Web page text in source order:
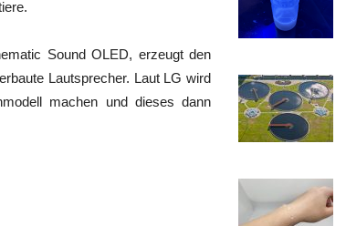
Sound OLED, erzeugt den
Lautsprecher. Laut LG wird
machen und dieses dann